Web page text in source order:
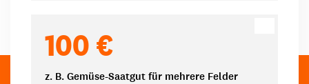
100 €
z. B. Gemüse-Saatgut für mehrere Felder